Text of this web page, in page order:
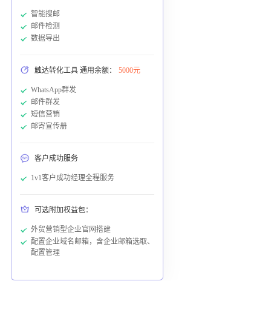
智能搜邮
邮件检测
数据导出
触达转化工具 通用余额： 5000元
WhatsApp群发
邮件群发
短信营销
邮寄宣传册
客户成功服务
1v1客户成功经理全程服务
可选附加权益包：
外贸营销型企业官网搭建
配置企业域名邮箱，含企业邮箱选取、
配置管理